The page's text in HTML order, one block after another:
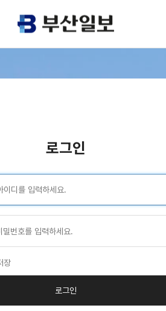
로그인
장